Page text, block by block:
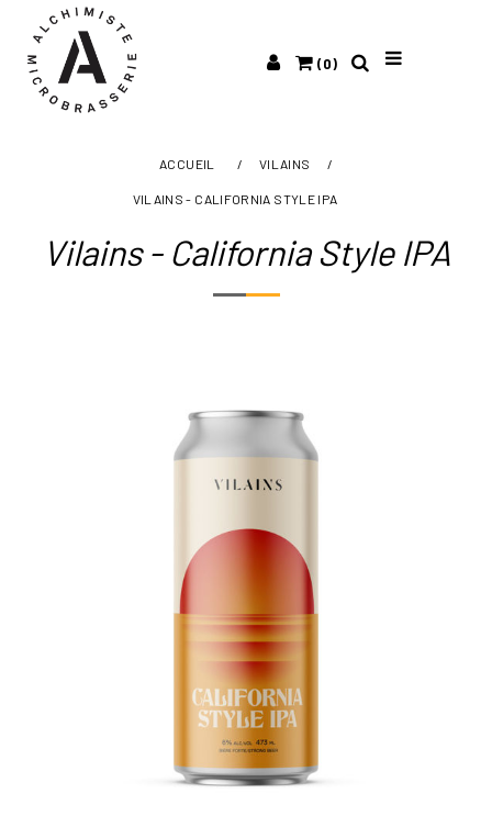
(0)
ACCUEIL / VILAINS /
VILAINS - CALIFORNIA STYLE IPA
Vilains - California Style IPA